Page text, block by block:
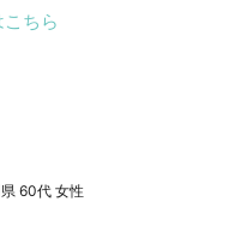
ちら
60代 女性